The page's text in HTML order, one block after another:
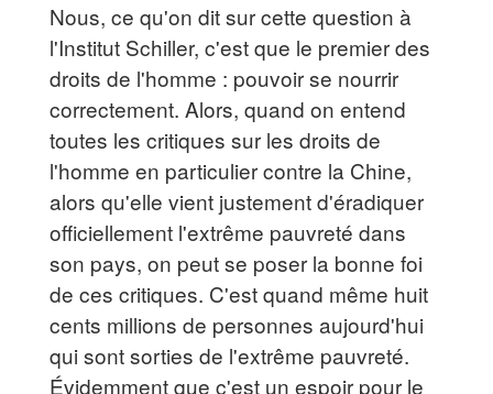
Nous, ce qu'on dit sur cette question à
l'Institut Schiller, c'est que le premier des
droits de l'homme : pouvoir se nourrir
correctement. Alors, quand on entend
toutes les critiques sur les droits de
l'homme en particulier contre la Chine,
alors qu'elle vient justement d'éradiquer
officiellement l'extrême pauvreté dans
son pays, on peut se poser la bonne foi
de ces critiques. C'est quand même huit
cents millions de personnes aujourd'hui
qui sont sorties de l'extrême pauvreté.
Évidemment que c'est un espoir pour le